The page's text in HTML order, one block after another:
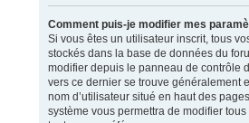
Comment puis-je modifier mes
Si vous êtes un utilisateur inscrit, tous
stockés dans la base de données du
modifier depuis le panneau de contrôle
vers ce dernier se trouve généralement
nom d’utilisateur situé en haut des
système vous permettra de modifier